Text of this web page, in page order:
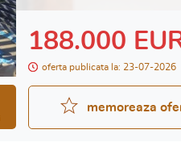
188.000
oferta publicata la: 23-07-2026
memoreaza